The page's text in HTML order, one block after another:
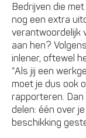
Bedrijven die
nog een extra
verantwoordelijk
aan hen?
inlener, oftewel
“Als jij een
moet je dus ook
rapporteren.
delen: één over
beschikking